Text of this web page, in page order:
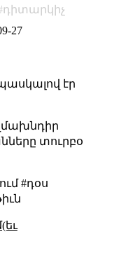
դիտարկիչ
27
էր
տուրբօ
#դօս